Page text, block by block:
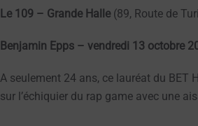
Le 109 – Grande Halle (89, Route de
Benjamin Epps – vendredi 13 octobre
A seulement 24 ans, ce lauréat du
sur l’échiquier du rap game avec une